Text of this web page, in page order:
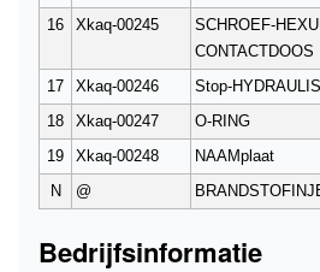
16 Xkaq-00245
SCHROEF-
CONTACTDOOS
17 Xkaq-00246 Stop-
18
Xkaq-00247 O-RING
19
Xkaq-00248 NAAMplaat
N
@
Bedrijfsinformatie